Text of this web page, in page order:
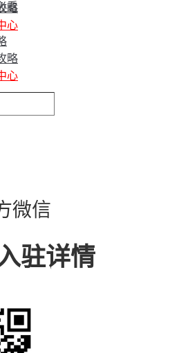
略
心
看
略
心
微信
驻详情